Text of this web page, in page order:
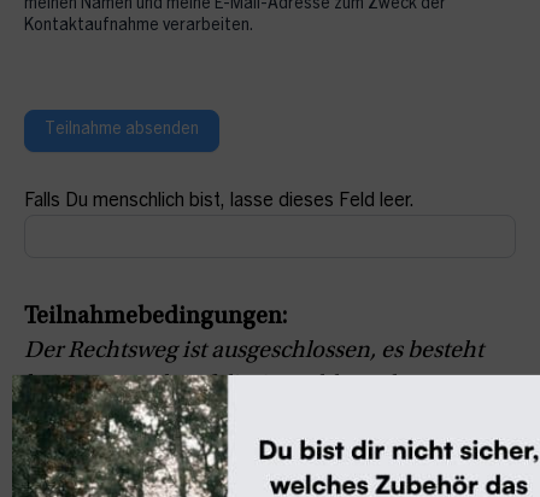
meinen Namen und meine E-Mail-Adresse zum Zweck der
Kontaktaufnahme verarbeiten.
Teilnahme absenden
Falls Du menschlich bist, lasse dieses Feld leer.
Teilnahmebedingungen:
Der Rechtsweg ist ausgeschlossen, es besteht
kein Anspruch auf die Auszahlung des
entsprechenden finanziellen Gegenwertes. Die
Ermittlung des Gewinners erfolgt nach dem
01.09.2026. Der Gewinn wird unter allen